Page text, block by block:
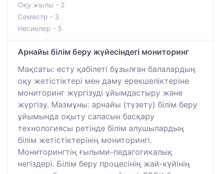
Оқу жылы - 2
Семестр - 3
Несиелер - 5
Арнайы білім беру жүйесіндегі мониторинг
Мақсаты: есту қабілеті бұзылған балалардың
оқу жетістіктері мен даму ерекшеліктеріне
мониторинг жүргізуді ұйымдастыру және
жүргізу. Мазмұны: арнайы (түзету) білім беру
ұйымында оқыту сапасын басқару
технологиясы ретінде білім алушылардың
білім жетістіктерінің мониторингі.
Мониторингтің ғылыми-педагогикалық
негіздері. Білім беру процесінің жай-күйінің